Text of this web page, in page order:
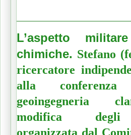
L’aspetto
chimiche. Stefano
ricercatore
alla
geoingegneria
modifica degli
organizzata dal